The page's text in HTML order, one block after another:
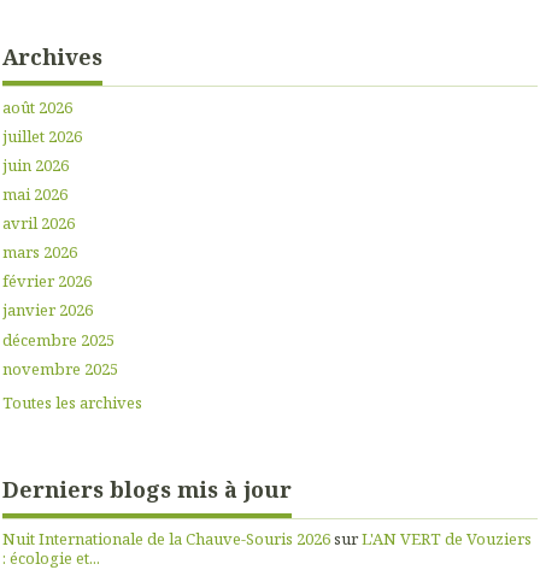
Archives
août 2026
juillet 2026
juin 2026
mai 2026
avril 2026
mars 2026
février 2026
janvier 2026
décembre 2025
novembre 2025
Toutes les archives
Derniers blogs mis à jour
Nuit Internationale de la Chauve-Souris 2026surL'AN VERT de Vouziers
: écologie et...